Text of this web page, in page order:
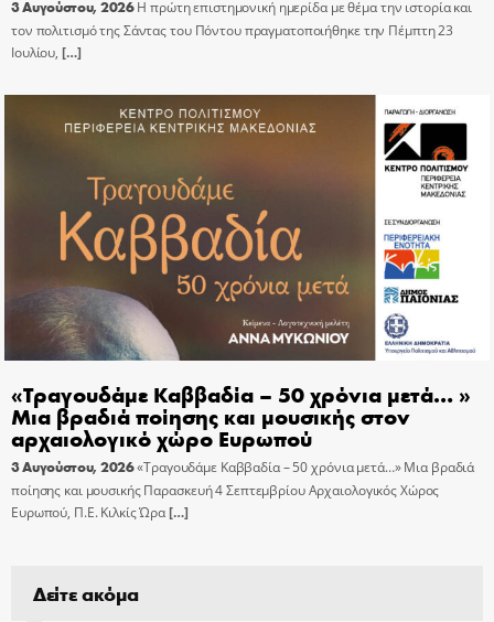
3 Αυγούστου, 2026 Η πρώτη επιστημονική ημερίδα με θέμα την ιστορία και
τον πολιτισμό της Σάντας του Πόντου πραγματοποιήθηκε την Πέμπτη 23
Ιουλίου, […]
«Τραγουδάμε Καββαδία – 50 χρόνια μετά… »
Μια βραδιά ποίησης και μουσικής στον
αρχαιολογικό χώρο Ευρωπού
3 Αυγούστου, 2026«Τραγουδάμε Καββαδία – 50 χρόνια μετά…» Μια βραδιά
ποίησης και μουσικής Παρασκευή 4 Σεπτεμβρίου Αρχαιολογικός Χώρος
Ευρωπού, Π.Ε. Κιλκίς Ώρα[…]
Δείτε ακόμα